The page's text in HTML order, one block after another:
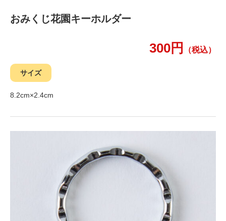
おみくじ花園キーホルダー
300円 （税込）
サイズ
8.2cm×2.4cm